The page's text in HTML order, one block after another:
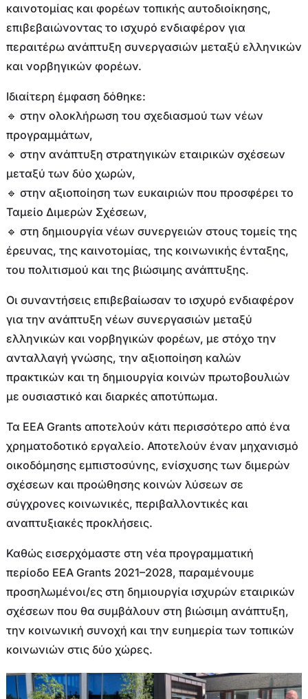
καινοτομίας και φορέων τοπικής αυτοδιοίκησης,
επιβεβαιώνοντας το ισχυρό ενδιαφέρον για
περαιτέρω ανάπτυξη συνεργασιών μεταξύ ελληνικών
και νορβηγικών φορέων.
Ιδιαίτερη έμφαση δόθηκε:
🔹 στην ολοκλήρωση του σχεδιασμού των νέων
προγραμμάτων,
🔹 στην ανάπτυξη στρατηγικών εταιρικών σχέσεων
μεταξύ των δύο χωρών,
🔹 στην αξιοποίηση των ευκαιριών που προσφέρει το
Ταμείο Διμερών Σχέσεων,
🔹 στη δημιουργία νέων συνεργειών στους τομείς της
έρευνας, της καινοτομίας, της κοινωνικής ένταξης,
του πολιτισμού και της βιώσιμης ανάπτυξης.
Οι συναντήσεις επιβεβαίωσαν το ισχυρό ενδιαφέρον
για την ανάπτυξη νέων συνεργασιών μεταξύ
ελληνικών και νορβηγικών φορέων, με στόχο την
ανταλλαγή γνώσης, την αξιοποίηση καλών
πρακτικών και τη δημιουργία κοινών πρωτοβουλιών
με ουσιαστικό και διαρκές αποτύπωμα.
Τα EEA Grants αποτελούν κάτι περισσότερο από ένα
χρηματοδοτικό εργαλείο. Αποτελούν έναν μηχανισμό
οικοδόμησης εμπιστοσύνης, ενίσχυσης των διμερών
σχέσεων και προώθησης κοινών λύσεων σε
σύγχρονες κοινωνικές, περιβαλλοντικές και
αναπτυξιακές προκλήσεις.
Καθώς εισερχόμαστε στη νέα προγραμματική
περίοδο EEA Grants 2021–2028, παραμένουμε
προσηλωμένοι/ες στη δημιουργία ισχυρών εταιρικών
σχέσεων που θα συμβάλουν στη βιώσιμη ανάπτυξη,
την κοινωνική συνοχή και την ευημερία των τοπικών
κοινωνιών στις δύο χώρες.